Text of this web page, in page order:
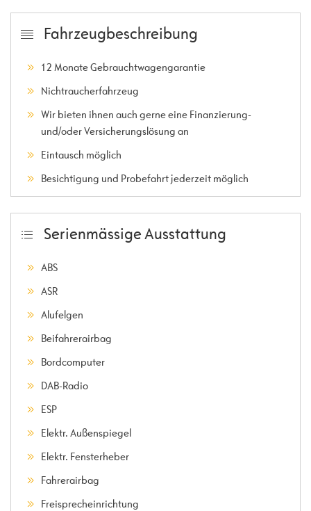
Fahrzeugbeschreibung
12 Monate Gebrauchtwagengarantie
Nichtraucherfahrzeug
Wir bieten ihnen auch gerne eine Finanzierung-
und/oder Versicherungslösung an
Eintausch möglich
Besichtigung und Probefahrt jederzeit möglich
Serienmässige Ausstattung
ABS
ASR
Alufelgen
Beifahrerairbag
Bordcomputer
DAB-Radio
ESP
Elektr. Außenspiegel
Elektr. Fensterheber
Fahrerairbag
Freisprecheinrichtung